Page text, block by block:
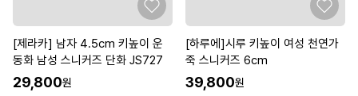
[제라카] 남자 4.5cm 키높이 운
동화 남성 스니커즈 단화 JS727
29,800원
[하루에]시루 키높이 여성 천연가
죽 스니커즈 6cm
39,800원